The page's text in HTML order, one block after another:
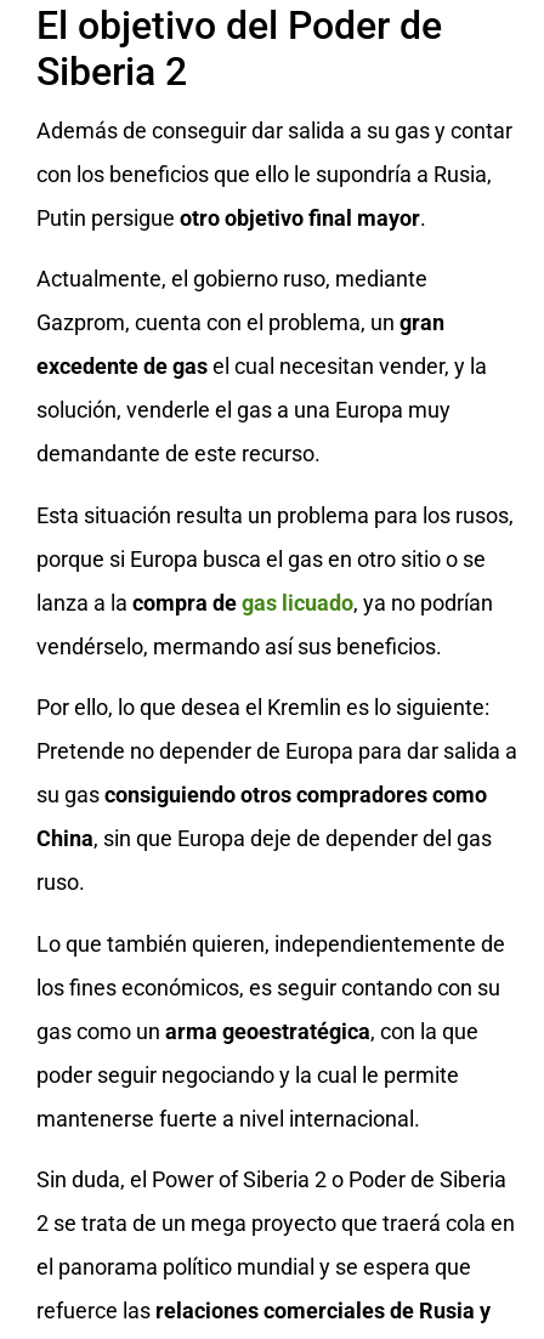
El objetivo del Poder de
Siberia 2
Además de conseguir dar salida a su gas y contar
con los beneficios que ello le supondría a Rusia,
Putin persigue otro objetivo final mayor.
Actualmente, el gobierno ruso, mediante
Gazprom, cuenta con el problema, un gran
excedente de gasel cual necesitan vender, y la
solución, venderle el gas a una Europa muy
demandante de este recurso.
Esta situación resulta un problema para los rusos,
porque si Europa busca el gas en otro sitio o se
lanza a la compra degas licuado, ya no podrían
vendérselo, mermando así sus beneficios.
Por ello, lo que desea el Kremlin es lo siguiente:
Pretende no depender de Europa para dar salida a
su gasconsiguiendo otros compradores como
China, sin que Europa deje de depender del gas
ruso.
Lo que también quieren, independientemente de
los fines económicos, es seguir contando con su
gas como un arma geoestratégica, con la que
poder seguir negociando y la cual le permite
mantenerse fuerte a nivel internacional.
Sin duda, el Power of Siberia 2 o Poder de Siberia
2 se trata de un mega proyecto que traerá cola en
el panorama político mundial y se espera que
refuerce las relaciones comerciales de Rusia y